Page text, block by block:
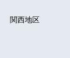
関西地区